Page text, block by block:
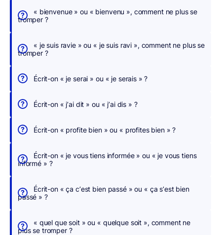
h
e
,
n
u
c
r
i
g
o
p
« bienvenue » ou « bienvenu », comment ne plus se
tromper ?
« je suis ravie » ou « je suis ravi », comment ne plus se
tromper ?
Écrit-on « je serai » ou « je serais » ?
Écrit-on « j’ai dit » ou « j’ai dis » ?
Écrit-on « profite bien » ou « profites bien » ?
Écrit-on « je vous tiens informée » ou « je vous tiens
informé » ?
Écrit-on « ça c’est bien passé » ou « ça s’est bien
passé » ?
« quel que soit » ou « quelque soit », comment ne
plus se tromper ?